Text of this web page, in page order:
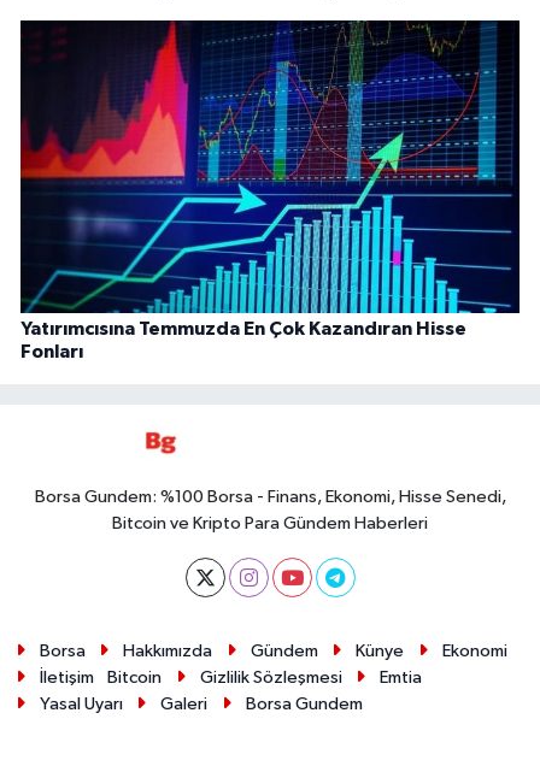
Yatırımcısına Temmuzda En Çok Kazandıran Hisse
Fonları
Borsa Gundem: %100 Borsa - Finans, Ekonomi, Hisse Senedi,
Bitcoin ve Kripto Para Gündem Haberleri
Borsa Hakkımızda Gündem Künye
Ekonomi
İletişim
Bitcoin Gizlilik Sözleşmesi
Emtia
Yasal Uyarı
Galeri Borsa Gundem